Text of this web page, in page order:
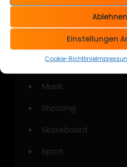
Ablehnen
Einstellungen
Cookie-Richtlinie
Cars & Bikes
Kustom Kulture
Musik
Shooting
Skateboard
Sport